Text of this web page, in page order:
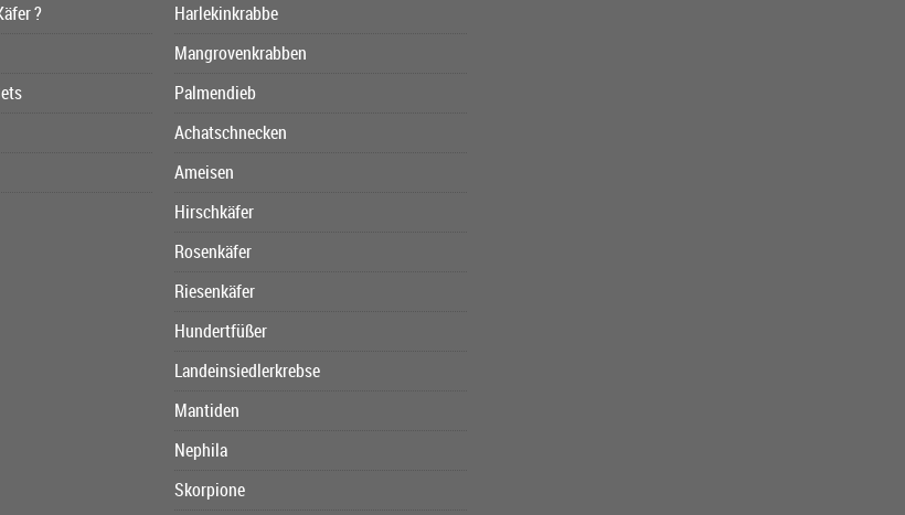
?
Harlekinkrabbe
Mangrovenkrabben
Palmendieb
Achatschnecken
Ameisen
Hirschkäfer
Rosenkäfer
Riesenkäfer
Hundertfüßer
Landeinsiedlerkrebse
Mantiden
Nephila
Skorpione